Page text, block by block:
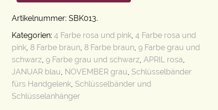
Artikelnummer: SBK013.
Kategorien: 4 Farbe rosa und pink, 4 Farbe rosa und
pink, 8 Farbe braun, 8 Farbe braun, 9 Farbe grau und
schwarz, 9 Farbe grau und schwarz, APRIL rosa,
JANUAR blau, NOVEMBER grau, Schlüsselbänder
fürs Handgelenk, Schlüsselbänder und
Schlüsselanhänger